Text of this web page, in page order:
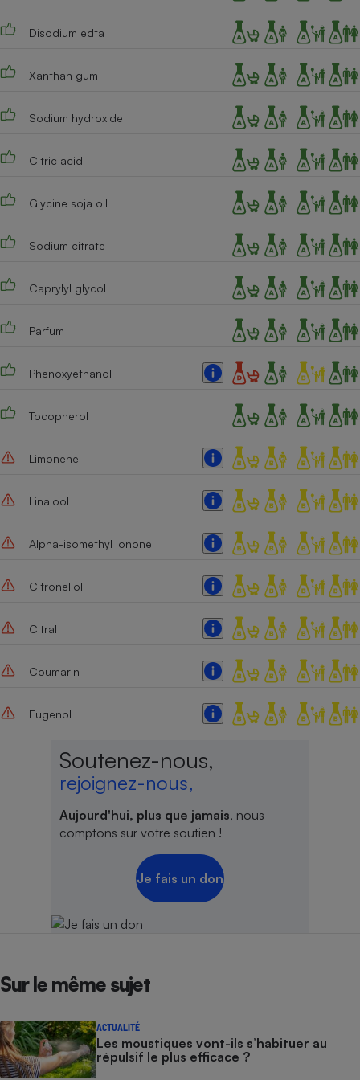
Disodium edta
Xanthan gum
Sodium hydroxide
Citric acid
Glycine soja oil
Sodium citrate
Caprylyl glycol
Parfum
Phenoxyethanol
Tocopherol
Limonene
Linalool
Alpha-isomethyl ionone
Citronellol
Citral
Coumarin
Eugenol
Soutenez-nous,
rejoignez-nous,
Aujourd'hui, plus que jamais, nous
comptons sur votre soutien !
Je fais un don
Sur le même sujet
ACTUALITÉ
Les moustiques vont-ils s’habituer au
répulsif le plus efficace ?